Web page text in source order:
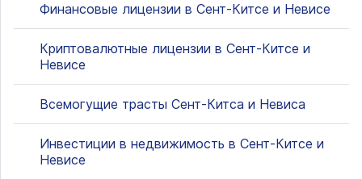
Финансовые лицензии в Сент-Китсе и Невисе
Криптовалютные лицензии в Сент-Китсе и
Невисе
Всемогущие трасты Сент-Китса и Невиса
Инвестиции в недвижимость в Сент-Китсе и
Невисе